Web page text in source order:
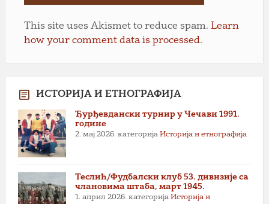
This site uses Akismet to reduce spam. Learn
how your comment data is processed.
ИСТОРИЈА И ЕТНОГРАФИЈА
Ђурђевдански турнир у Чечави 1991.
године
2. мај 2026. категорија Историја и етнографија
Теслић/Фудбалски клуб 53. дивизије са
члановима штаба, март 1945.
1. април 2026. категорија Историја и